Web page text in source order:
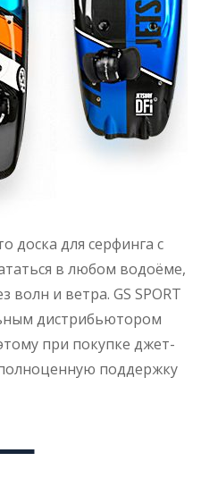
доска для серфинга с
в любом водоёме,
волн и ветра. GS SPORT
дистрибьютором
при покупке джет-
поддержку